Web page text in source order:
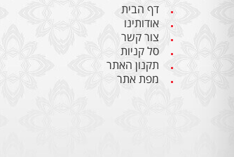
דף הבית
אודותינו
צור קשר
סל קניות
תקנון האתר
מפת אתר